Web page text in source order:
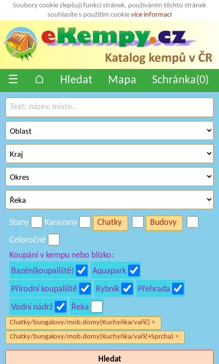
Soubory cookie zlepšují funkci stránek, používáním těchto stránek
souhlasíte s použitím cookie více informací
☰ ⌂ Hledat Mapa Schránka(0)
Stany Karavany Chatky
Budovy
Celoročně
Koupání v kempu nebo blízko:
Bazén(koupaliště)
Aquapark
Přírodní koupaliště
Rybník
Přehrada
Vodní nádrž
Řeka
Chatky/bungalovy/mob.domy(Kuchyňka/vařič) >
Chatky/bungalovy/mob.domy(Kuchyňka/vařič+Sprcha) >
Hledat